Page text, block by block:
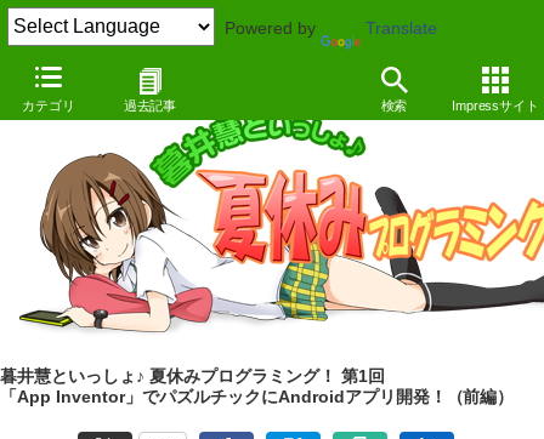
Powered by Translate
カテゴリ 過去記事 検索 Impressサイト
集中企画
暮井慧といっしょ♪ 夏休みプログラミング！ 第1回
「App Inventor」でパズルチックにAndroidアプリ開発！（前編）